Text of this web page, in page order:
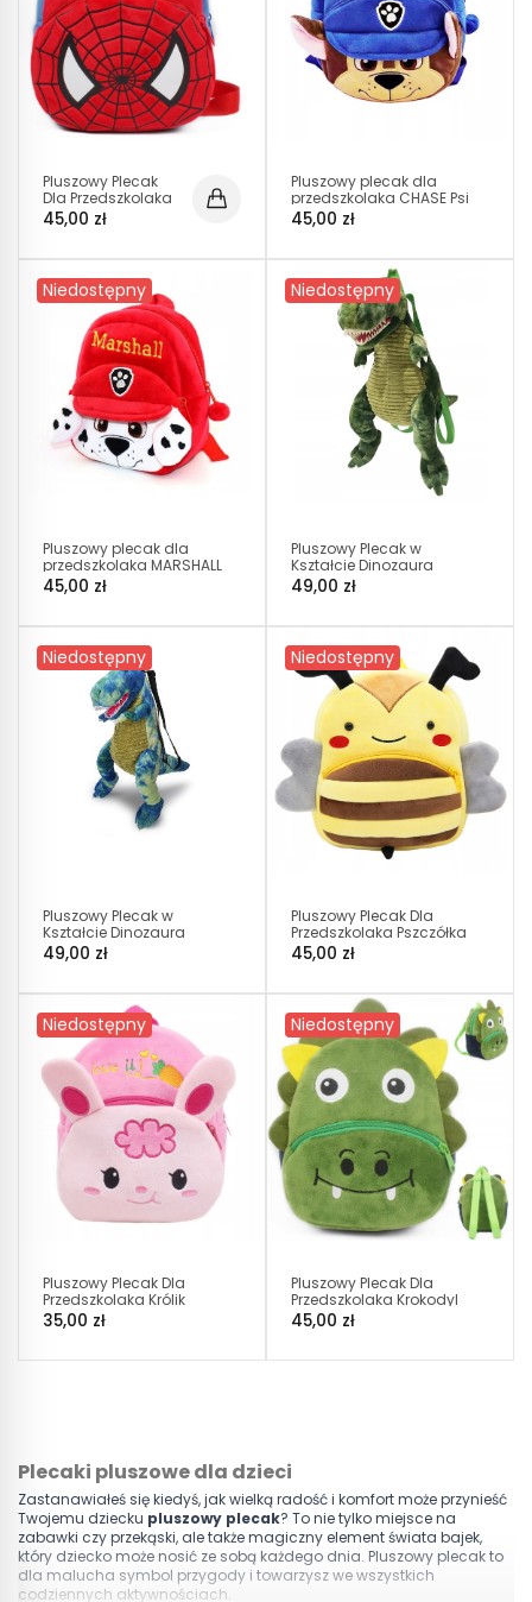
Pluszowy Plecak
Dla Przedszkolaka
Spiderman I D005
45,00 zł
Pluszowy plecak dla
przedszkolaka CHASE Psi
Patrol (D021)
45,00 zł
Niedostępny
Pluszowy plecak dla
przedszkolaka MARSHALL
Psi Patrol (D021)
45,00 zł
Niedostępny
Pluszowy Plecak w
Kształcie Dinozaura
Zielony (D063)
49,00 zł
Niedostępny
Pluszowy Plecak w
Kształcie Dinozaura
Niebieski (D063)
49,00 zł
Niedostępny
Pluszowy Plecak Dla
Przedszkolaka Pszczółka
D005
45,00 zł
Niedostępny
Pluszowy Plecak Dla
Przedszkolaka Królik
Różowy D005
35,00 zł
Niedostępny
Pluszowy Plecak Dla
Przedszkolaka Krokodyl
D005
45,00 zł
Plecaki pluszowe dla dzieci
Zastanawiałeś się kiedyś, jak wielką radość i komfort może przynieść
Twojemu dziecku pluszowy plecak? To nie tylko miejsce na
zabawki czy przekąski, ale także magiczny element świata bajek,
który dziecko może nosić ze sobą każdego dnia. Pluszowy plecak to
dla malucha symbol przygody i towarzysz we wszystkich
codziennych aktywnościach.